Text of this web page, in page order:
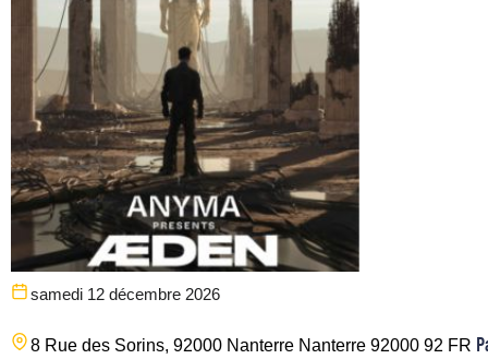
samedi 12 décembre 2026
8 Rue des Sorins, 92000 Nanterre Nanterre 92000 92 FR